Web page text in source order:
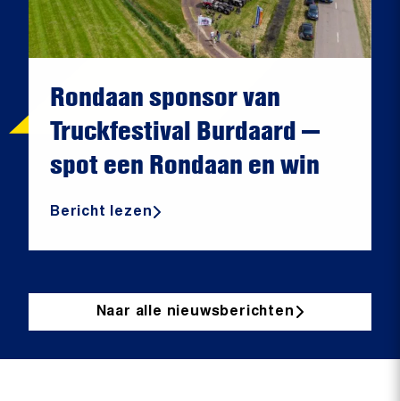
Rondaan sponsor van
Truckfestival Burdaard —
spot een Rondaan en win
Bericht lezen
Naar alle nieuwsberichten